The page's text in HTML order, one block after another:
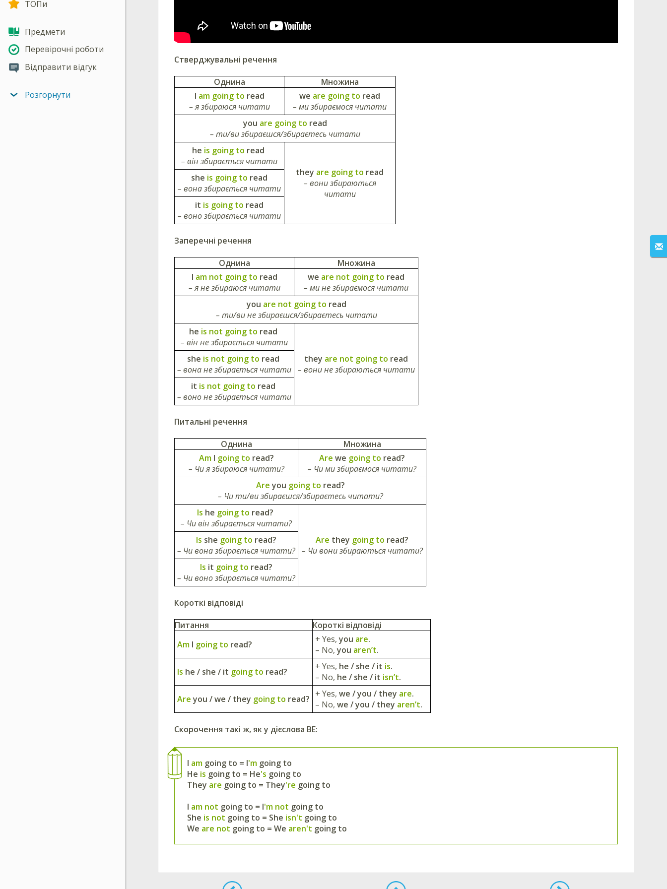
ТОПи
Предмети
Перевірочні роботи
Відправити відгук
Розгорнути
Стверджувальні речення
Однина
Множина
I am going to read
– я збираюся читати
we are going to read
– ми збираємося читати
you are going to read
– ти/ви збираєшся/збираєтесь читати
he is going to read
– він збирається читати
they are going to read
– вони збираються
читати
she is going to read
– вона збирається читати
it is going to read
– воно збирається читати
Заперечні речення
Однина
Множина
I am not going to read
– я не збираюся читати
we are not going to read
– ми не збираємося читати
you are not going to read
– ти/ви не збираєшся/збираєтесь читати
he is not going to read
– він не збирається читати
they are not going to read
– вони не збираються читати
she is not going to read
– вона не збирається читати
it is not going to read
– воно не збирається читати
Питальні речення
Однина
Множина
AmI going to read?
– Чи я збираюся читати?
Are we going to read?
– Чи ми збираємося читати?
Areyou going to read?
– Чи ти/ви збираєшся/збираєтесь читати?
Is he going to read?
– Чи він збирається читати?
Are they going to read?
– Чи вони збираються читати?
Is she going to read?
– Чи вона збирається читати?
Is it going to read?
– Чи воно збирається читати?
Короткі відповіді
Питання
Короткі відповіді
Am I going to read? + Yes,you are.
– No,you aren’t.
Is he / she / it going to read? + Yes, he / she / it is.
– No, he / she / it isn’t.
Areyou / we / they going to read? + Yes, we / you / they are.
– No, we / you / they aren’t.
Скорочення такі ж, як у дієслова BE:
I am going to = I'm going to
He is going to = He's going to
They are going to = They're going to
I am not going to = I'm not going to
She is not going to = She isn't going to
We are not going to = We aren't going to